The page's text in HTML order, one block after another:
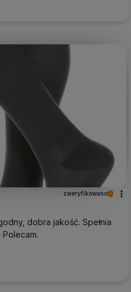
zweryfikowano
dobra jakość. Spełnia